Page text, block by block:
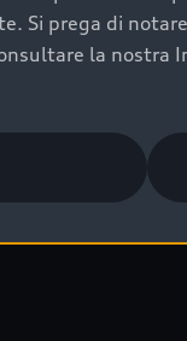
vettura
in
offre l’usato
fino a 4
Si prega di
la nostra